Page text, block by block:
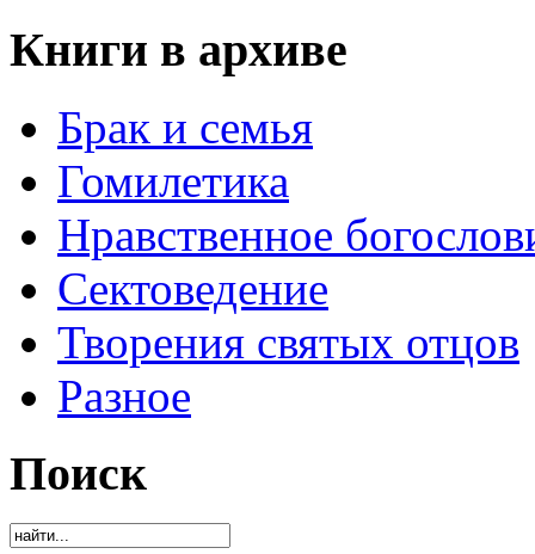
Книги в архиве
Брак и семья
Гомилетика
Нравственное
Сектоведение
Творения святых отцов
Разное
Поиск